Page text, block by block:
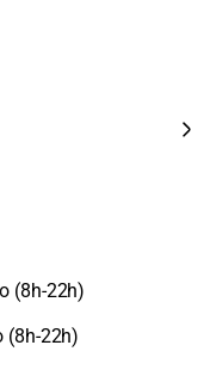
(8h-22h)
(8h-22h)